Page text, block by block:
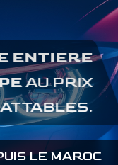
ENTIERE
AU PRIX
LE MAROC